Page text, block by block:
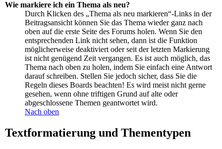
Wie markiere ich ein Thema als neu?
Durch Klicken des „Thema als neu markieren“-Links in der
Beitragsansicht können Sie das Thema wieder ganz nach
oben auf die erste Seite des Forums holen. Wenn Sie den
entsprechenden Link nicht sehen, dann ist die Funktion
möglicherweise deaktiviert oder seit der letzten Markierung
ist nicht genügend Zeit vergangen. Es ist auch möglich, das
Thema nach oben zu holen, indem Sie einfach eine Antwort
darauf schreiben. Stellen Sie jedoch sicher, dass Sie die
Regeln dieses Boards beachten! Es wird meist nicht gerne
gesehen, wenn ohne triftigen Grund auf alte oder
abgeschlossene Themen geantwortet wird.
Nach oben
Textformatierung und Thementypen